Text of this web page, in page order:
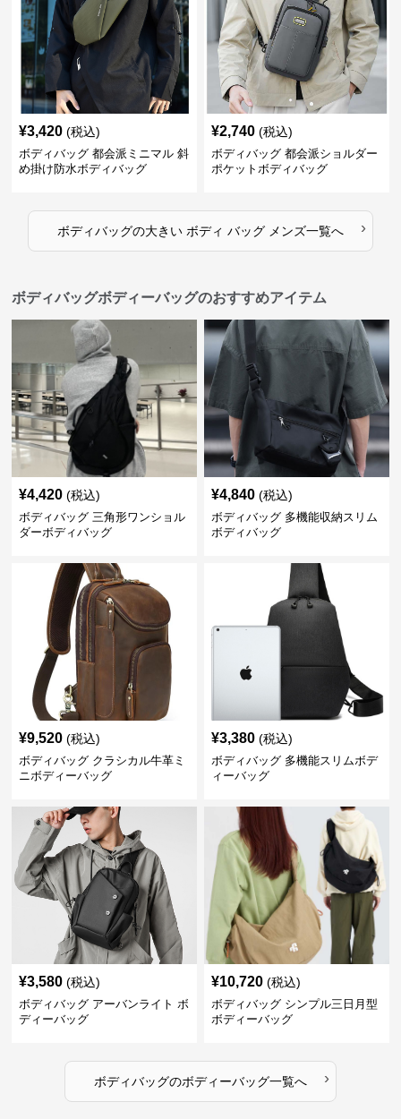
¥3,420 (税込)
ボディバッグ 都会派ミニマル 斜
め掛け防水ボディバッグ
¥2,740 (税込)
ボディバッグ 都会派ショルダー
ポケットボディバッグ
ボディバッグの大きい ボディ バッグ メンズ一覧へ ›
ボディバッグボディーバッグのおすすめアイテム
¥4,420 (税込)
ボディバッグ 三角形ワンショル
ダーボディバッグ
¥4,840 (税込)
ボディバッグ 多機能収納スリム
ボディバッグ
¥9,520 (税込)
ボディバッグ クラシカル牛革ミ
ニボディーバッグ
¥3,380 (税込)
ボディバッグ 多機能スリムボデ
ィーバッグ
¥3,580 (税込)
ボディバッグ アーバンライト ボ
ディーバッグ
¥10,720 (税込)
ボディバッグ シンプル三日月型
ボディーバッグ
ボディバッグのボディーバッグ一覧へ ›